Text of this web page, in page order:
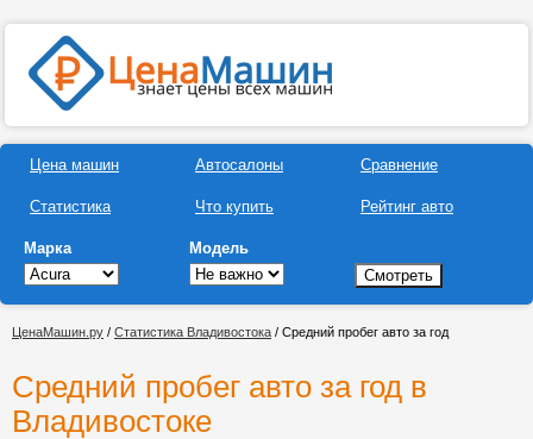
Цена машин
Статистика
Автосалоны
Что купить
Сравнение
Рейтинг авто
Марка Модель
ЦенаМашин.ру / Статистика Владивостока / Средний пробег авто за год
Средний пробег авто за год в
Владивостоке